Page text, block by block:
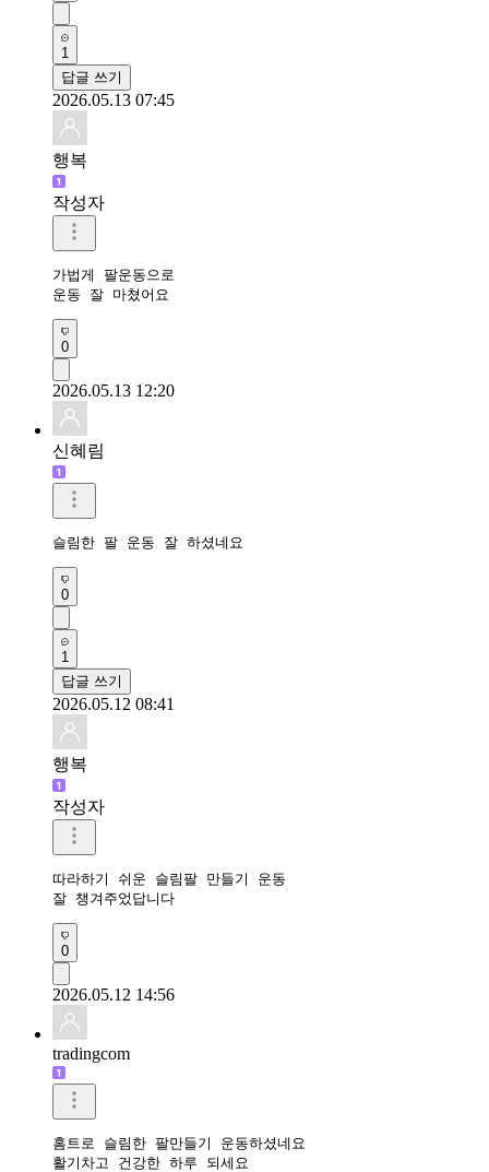
1
답글 쓰기
2026.05.13 07:45
행복
작성자
가법게 팔운동으로
운동 잘 마쳤어요
0
2026.05.13 12:20
신혜림
슬림한 팔 운동 잘 하셨네요
0
1
답글 쓰기
2026.05.12 08:41
행복
작성자
따라하기 쉬운 슬림팔 만들기 운동
잘 챙겨주었답니다
0
2026.05.12 14:56
tradingcom
홈트로 슬림한 팔만들기 운동하셨네요
활기차고 건강한 하루 되세요